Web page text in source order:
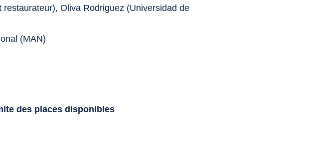
restaurateur), Oliva Rodriguez (Universidad de
(MAN)
des places disponibles